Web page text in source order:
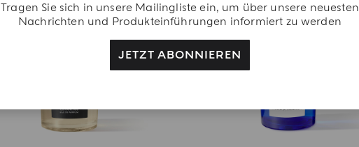
Tragen Sie sich in unsere Mailingliste ein, um über unsere neuesten
Nachrichten und Produkteinführungen informiert zu werden
JETZT ABONNIEREN